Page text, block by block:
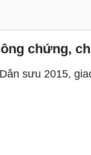
chứng,
sưu 2015,